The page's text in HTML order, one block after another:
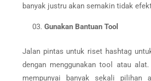
banyak justru akan semakin tidak
Gunakan Bantuan Tool
Jalan pintas untuk riset hashtag
dengan menggunakan tool atau
mempunyai banyak sekali pilihan